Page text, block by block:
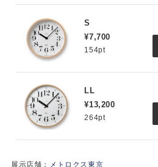
S
¥7,700
154pt
LL
¥13,200
264pt
展示店舗： メトロクス東京